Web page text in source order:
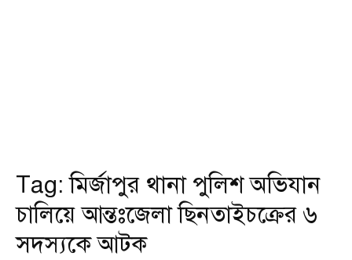
Tag:মির্জাপুর থানা পুলিশ অভিযান
চালিয়ে আন্তঃজেলা ছিনতাইচক্রের ৬
সদস্যকে আটক